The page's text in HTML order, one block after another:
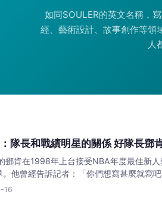
如同SOULER的英文名稱，
經、藝術設計、故事創作等領
人
挑水者：隊長和戰績
鄧肯在1998年上台接受NBA年度最佳新
。他曾經告訴記者：「你們想寫甚麼就寫
16